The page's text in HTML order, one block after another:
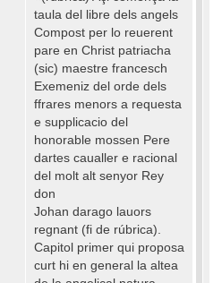
taula del libre dels angels
Compost per lo reuerent
pare en Christ patriacha
(sic) maestre francesch
Exemeniz del orde dels
ffrares menors a requesta
e supplicacio del
honorable mossen Pere
dartes caualler e racional
del molt alt senyor Rey
don
Johan darago lauors
regnant (fi de rúbrica).
Capitol primer qui proposa
curt hi en general la altea